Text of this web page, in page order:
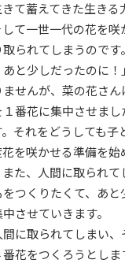
て蓄えてきた生きる
て一世一代の花を咲
られてしまうのです。
あと少しだったのに！
せんが、菜の花さん
番花に集中させま
それをどうしても子
花を咲かせる準備を始
た、人間に取られて
つくりたくて、あと
させていきます。
間に取られてしまい、
花をつくろうとしま